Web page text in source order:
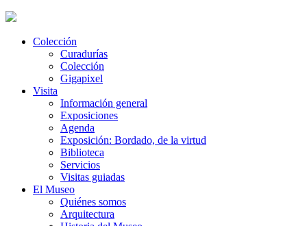
Colección
Curadurías
Colección
Gigapixel
Visita
Información general
Exposiciones
Agenda
Exposición: Bordado, de la virtud
Biblioteca
Servicios
Visitas guiadas
El Museo
Quiénes somos
Arquitectura